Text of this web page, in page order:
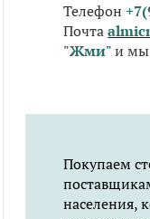
Телефон
Почта
"Жми"и мы
Покупаем
населения,